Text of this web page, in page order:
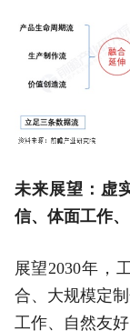
未来展望：虚
信、体面工作
展望2030年，
合、大规模定
工作、自然友